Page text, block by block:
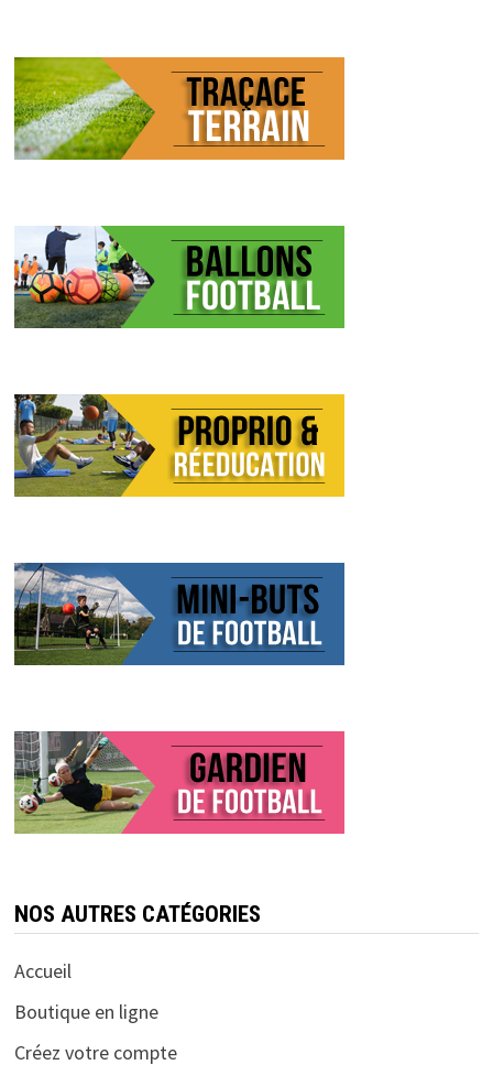
NOS AUTRES CATÉGORIES
Accueil
Boutique en ligne
Créez votre compte